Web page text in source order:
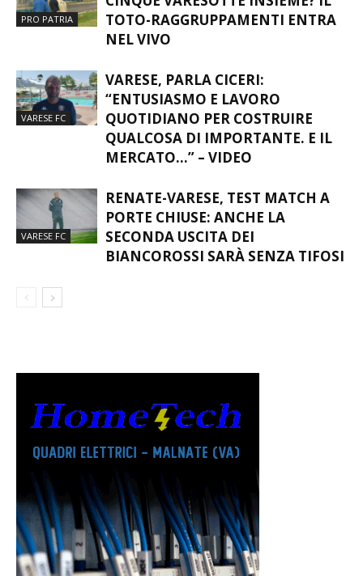
PRO PATRIA
TOTO-RAGGRUPPAMENTI ENTRA
NEL VIVO
VARESE FC
VARESE, PARLA CICERI:
“ENTUSIASMO E LAVORO
QUOTIDIANO PER COSTRUIRE
QUALCOSA DI IMPORTANTE. E IL
MERCATO…” – VIDEO
VARESE FC
RENATE-VARESE, TEST MATCH A
PORTE CHIUSE: ANCHE LA
SECONDA USCITA DEI
BIANCOROSSI SARÀ SENZA TIFOSI